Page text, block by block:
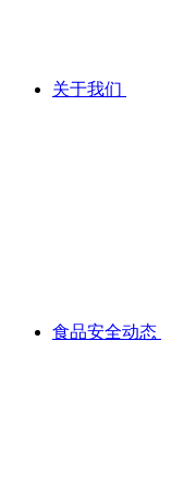
关于我们
食品安全动态